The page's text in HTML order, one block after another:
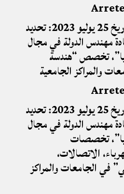
القرار رقم 1015 بتاريخ 25 يوليو 2023: تحديد
مهندس الدولة في مجال
تخصص “هندسة
والمراكز الجامعية
القرار رقم 1016 بتاريخ 25 يوليو 2023: تحديد
مهندس الدولة في مجال
تخصصات
الاتصالات،
في الجامعات والمراكز